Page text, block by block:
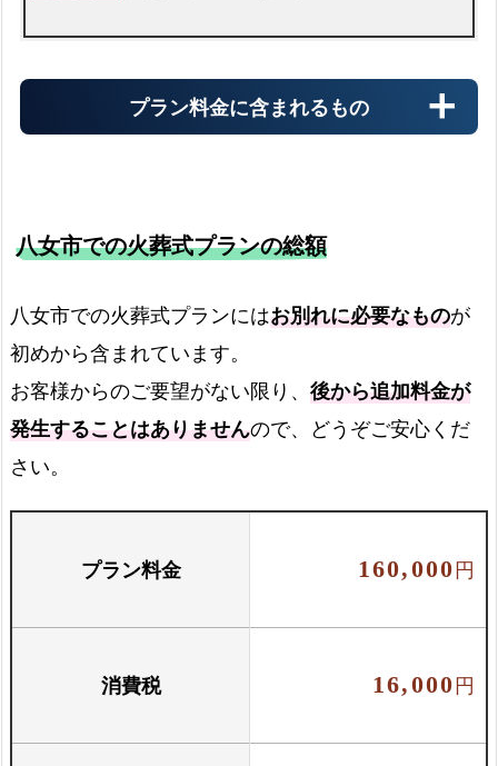
プラン料金に含まれるもの
霊柩車
火葬場までの霊柩費用
火葬場でのご案内
お骨壺セット
骨壺と骨箱のセットです
八女市での火葬式プランの総額
八女市での火葬式プランにはお別れに必要なものが
初めから含まれています。
お客様からのご要望がない限り、 後から追加料金が
発生することはありませんので、どうぞご安心くだ
さい。
プラン料金 160,000円
消費税 16,000円